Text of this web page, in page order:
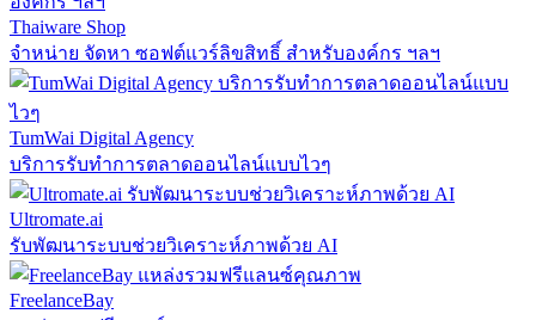
Thaiware Shop
จำหน่าย จัดหา ซอฟต์แวร์ลิขสิทธิ์ สำหรับองค์กร ฯลฯ
TumWai Digital Agency
บริการรับทำการตลาดออนไลน์แบบไวๆ
Ultromate.ai
รับพัฒนาระบบช่วยวิเคราะห์ภาพด้วย AI
FreelanceBay